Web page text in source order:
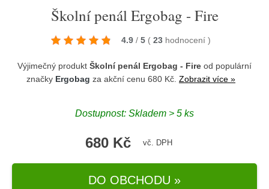
Školní penál Ergobag - Fire
4.9 / 5 ( 23 hodnocení )
Výjimečný produkt Školní penál Ergobag - Fire od populární
značky Ergobag za akční cenu 680 Kč. Zobrazit více »
Dostupnost: Skladem > 5 ks
680 Kč vč. DPH
DO OBCHODU »